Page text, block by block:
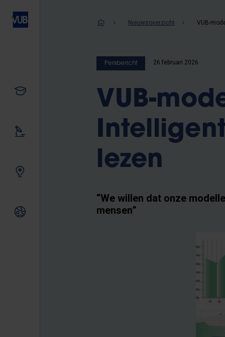
Internationale relaties
Kruimelpad
Nieuwsoverzicht
Persbericht 26 februari 2026
VUB-
lezen
“We willen dat onze
mensen”